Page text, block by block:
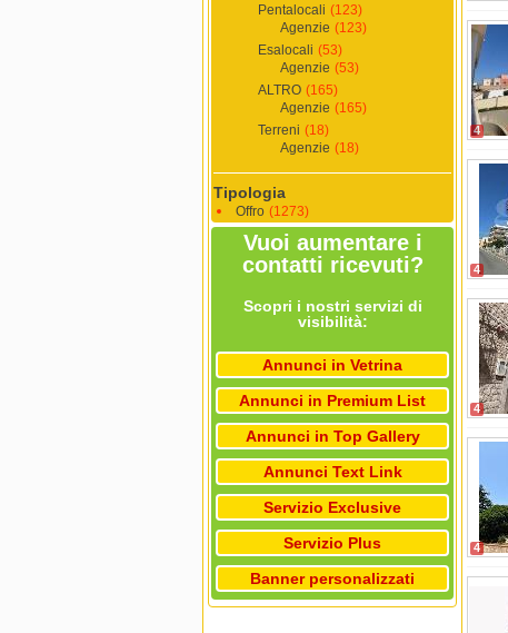
Pentalocali (123)
Agenzie (123)
Esalocali (53)
Agenzie (53)
ALTRO (165)
Agenzie (165)
Terreni (18)
Agenzie (18)
Tipologia
Offro (1273)
Vuoi aumentare i
contatti ricevuti?
Scopri i nostri servizi di
visibilità:
Annunci in Vetrina
Annunci in Premium List
Annunci in Top Gallery
Annunci Text Link
Servizio Exclusive
Servizio Plus
Banner personalizzati
4
4
4
4